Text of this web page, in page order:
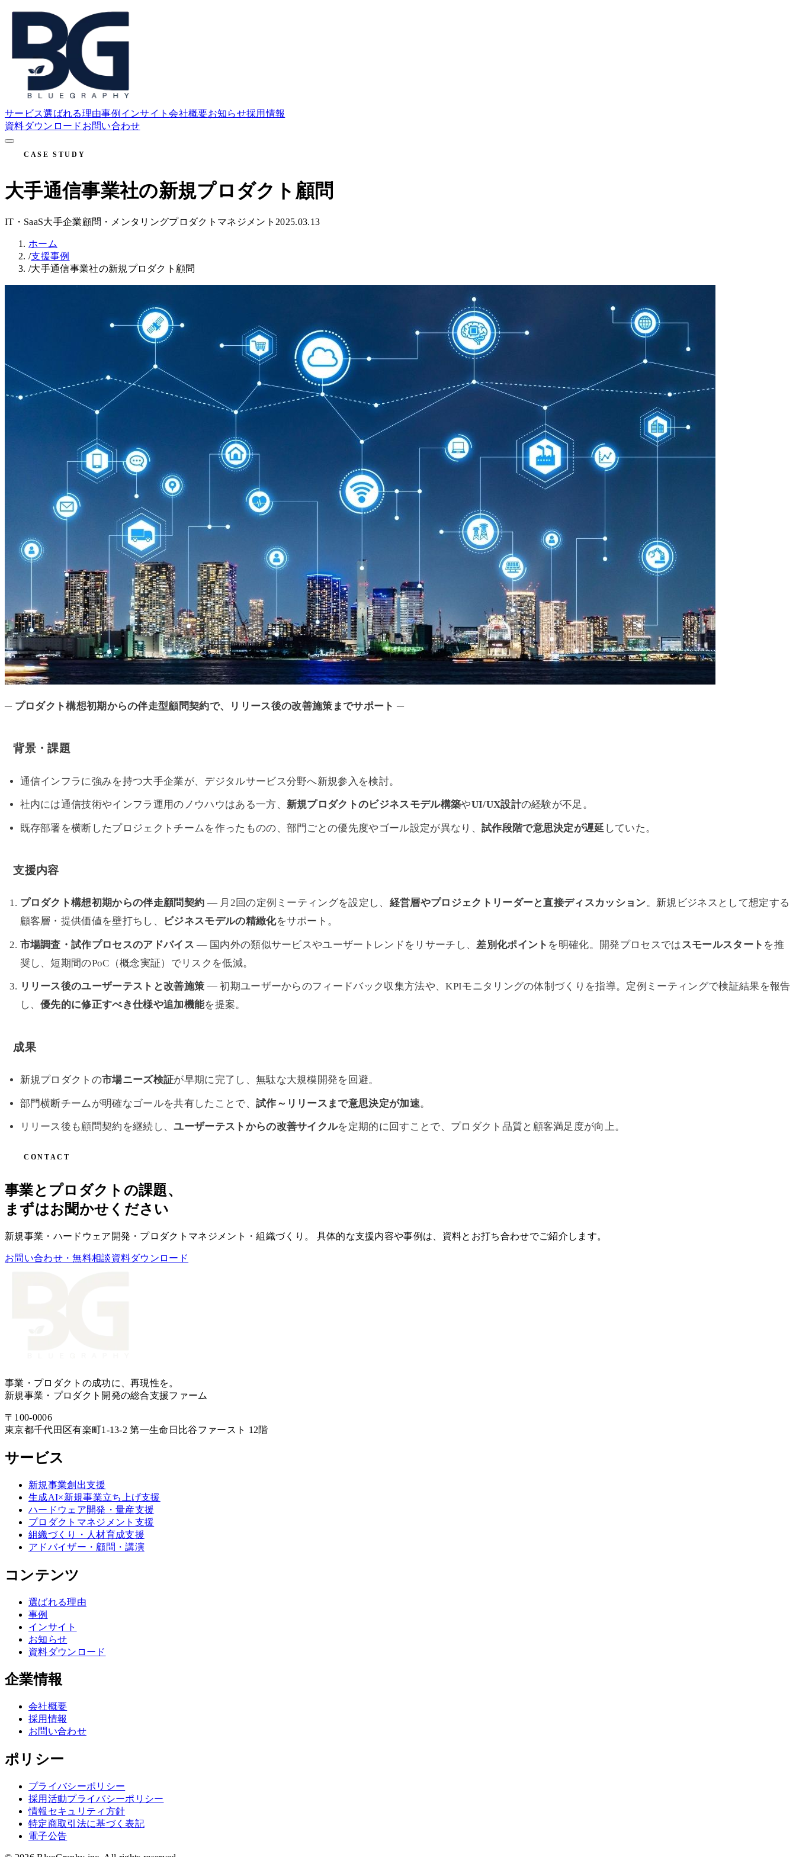
サービス選ばれる理由事例 インサイト会社概要お知らせ採用情報
資料ダウンロード お問い合わせ
CASE STUDY
大手通信事業社の新規プロダクト顧問
IT・SaaS大手企業顧問・メンタリングプロダクトマネジメント 2025.03.13
ホーム
/支援事例
/大手通信事業社の新規プロダクト顧問
─ プロダクト構想初期からの伴走型顧問契約で、リリース後の改善施策までサポート ─
背景・課題
通信インフラに強みを持つ大手企業が、デジタルサービス分野へ新規参入を検討。
社内には通信技術やインフラ運用のノウハウはある一方、 新規プロダクトのビジネスモデル構築やUI/UX設計の経験が不足。
既存部署を横断したプロジェクトチームを作ったものの、部門ごとの優先度やゴール設定が異なり、 試作段階で意思決定が遅延 していた。
支援内容
プロダクト構想初期からの伴走顧問契約 — 月2回の定例ミーティングを設定し、 経営層やプロジェクトリーダーと直接ディスカッション。新規ビジネスとして想定する
顧客層・提供価値を壁打ちし、
ビジネスモデルの精緻化をサポート。
市場調査・試作プロセスのアドバイス — 国内外の類似サービスやユーザートレンドをリサーチし、差別化ポイント を明確化。開発プロセスではスモールスタート を推
奨し、短期間のPoC（概念実証）でリスクを低減。
リリース後のユーザーテストと改善施策 — 初期ユーザーからのフィードバック収集方法や、KPIモニタリングの体制づくりを指導。定例ミーティングで検証結果を報告
し、優先的に修正すべき仕様や追加機能を提案。
成果
新規プロダクトの市場ニーズ検証が早期に完了し、無駄な大規模開発を回避。
部門横断チームが明確なゴールを共有したことで、 試作～リリースまで意思決定が加速。
リリース後も顧問契約を継続し、ユーザーテストからの改善サイクルを定期的に回すことで、プロダクト品質と顧客満足度が向上。
CONTACT
事業とプロダクトの課題、
まずはお聞かせください
新規事業・ハードウェア開発・プロダクトマネジメント・組織づくり。 具体的な支援内容や事例は、資料とお打ち合わせでご紹介します。
お問い合わせ・無料相談資料ダウンロード
事業・プロダクトの成功に、再現性を。
新規事業・プロダクト開発の総合支援ファーム
〒 100-0006
東京都千代田区有楽町1-13-2 第一生命日比谷ファースト 12階
サービス
新規事業創出支援
生成AI×新規事業立ち上げ支援
ハードウェア開発・量産支援
プロダクトマネジメント支援
組織づくり・人材育成支援
アドバイザー・顧問・講演
コンテンツ
選ばれる理由
事例
インサイト
お知らせ
資料ダウンロード
企業情報
会社概要
採用情報
お問い合わせ
ポリシー
プライバシーポリシー
採用活動プライバシーポリシー
情報セキュリティ方針
特定商取引法に基づく表記
電子公告